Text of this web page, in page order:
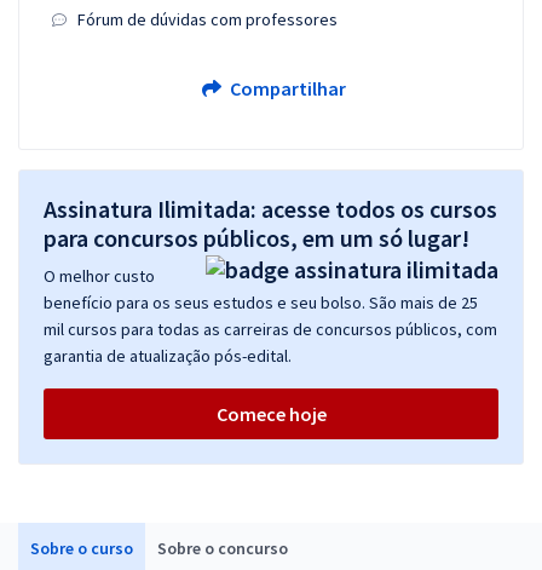
Sobre o curso Sobre o concurso
Fórum de dúvidas com professores
Compartilhar
Assinatura Ilimitada: acesse todos os cursos
para concursos públicos, em um só lugar!
O melhor custo
benefício para os seus estudos e seu bolso. São mais de 25
mil cursos para todas as carreiras de concursos públicos, com
garantia de atualização pós-edital.
Comece hoje